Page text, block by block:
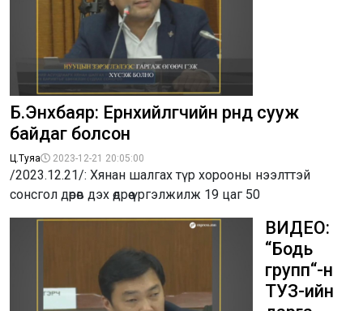
Б.Энхбаяр: Ерөнхийлөгчийн өрөөнд сууж
байдаг болсон
Ц.Туяа 2023-12-21 20:05:00
/2023.12.21/: Хянан шалгах түр хорооны нээлттэй
сонсгол дөрөв дэх өдрөө үргэлжилж 19 цаг 50
ВИДЕО:
“Бодь
групп“-н
ТУЗ-ийн